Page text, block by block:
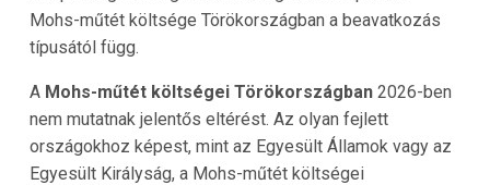
Mohs-műtét költsége Törökországban a beavatkozás
típusától függ.
A Mohs-műtét költségei Törökországban2026-ben
nem mutatnak jelentős eltérést. Az olyan fejlett
országokhoz képest, mint az Egyesült Államok vagy az
Egyesült Királyság, a Mohs-műtét költségei